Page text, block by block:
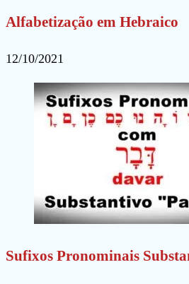
Alfabetização em Hebraico
12/10/2021
Sufixos Pronominais